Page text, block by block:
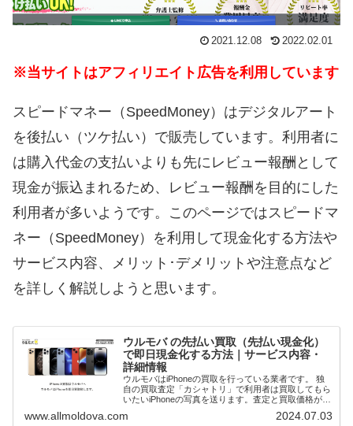
2021.12.08 2022.02.01
※当サイトはアフィリエイト広告を利用しています
スピードマネー（SpeedMoney）はデジタルアート
を後払い（ツケ払い）で販売しています。利用者に
は購入代金の支払いよりも先にレビュー報酬として
現金が振込まれるため、レビュー報酬を目的にした
利用者が多いようです。このページではスピードマ
ネー（SpeedMoney）を利用して現金化する方法や
サービス内容、メリット･デメリットや注意点など
を詳しく解説しようと思います。
ウルモバ の先払い買取（先払い現金化）
で即日現金化する方法｜サービス内容・
詳細情報
ウルモバはiPhoneの買取を行っている業者です。 独
自の買取査定「カシャトリ」で利用者は買取してもら
いたいiPhoneの写真を送ります。査定と買取価格が確
定次第先払いで現金買取してもらうことで即日現金化
（最短20分）が可能です。 本記事で...
www.allmoldova.com 2024.07.03